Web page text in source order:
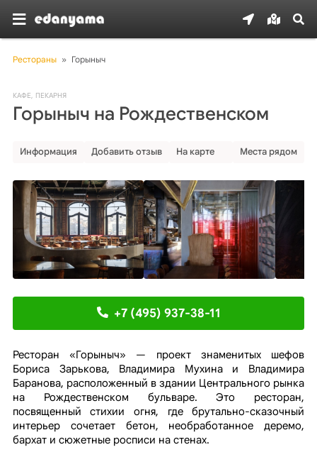
Рестораны » Горыныч
КАФЕ, ПЕКАРНЯ
Горыныч на Рождественском
Информация Добавить отзыв На карте Места рядом
+7 (495) 937-38-11
Ресторан «Горыныч» — проект знаменитых шефов
Бориса Зарькова, Владимира Мухина и Владимира
Баранова, расположенный в здании Центрального рынка
на Рождественском бульваре. Это ресторан,
посвященный стихии огня, где брутально-сказочный
интерьер сочетает бетон, необработанное деремо,
бархат и сюжетные росписи на стенах.